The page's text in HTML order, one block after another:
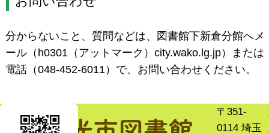
分からないこと、質問などは、図書館下新倉分館へメ
ール（h0301（アットマーク）city.wako.lg.jp）または
電話（048-452-6011）で、お問い合わせください。
〒351-
0114 埼玉